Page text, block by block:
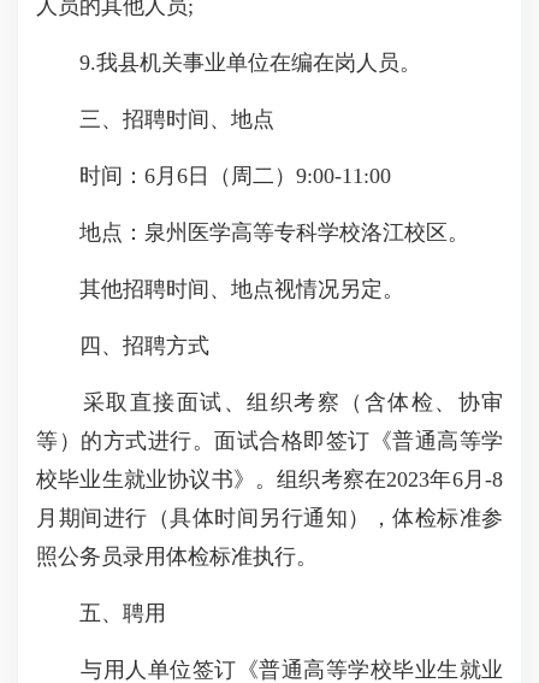
人员的其他人员;
9.我县机关事业单位在编在岗人员。
三、招聘时间、地点
时间：6月6日（周二）9:00-11:00
地点：泉州医学高等专科学校洛江校区。
其他招聘时间、地点视情况另定。
四、招聘方式
采取直接面试、组织考察（含体检、协审
等）的方式进行。面试合格即签订《普通高等学
校毕业生就业协议书》。组织考察在2023年6月-8
月期间进行（具体时间另行通知），体检标准参
照公务员录用体检标准执行。
五、聘用
与用人单位签订《普通高等学校毕业生就业